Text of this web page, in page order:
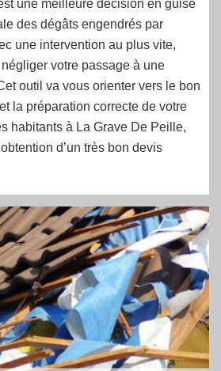
une meilleure décision en guise
des dégâts engendrés par
une intervention au plus vite,
votre passage à une
outil va vous orienter vers le bon
la préparation correcte de votre
habitants à La Grave De Peille,
d’un très bon devis